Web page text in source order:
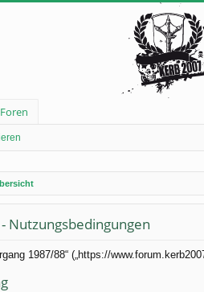
Foren
Nutzungsbedingungen
1987/88“ („https://